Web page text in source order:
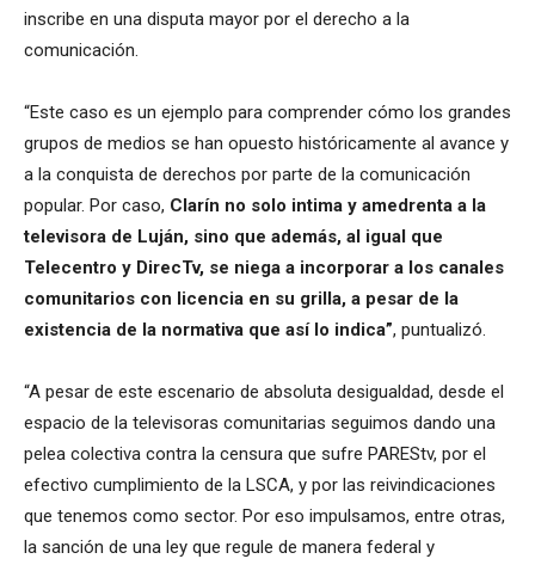
inscribe en una disputa mayor por el derecho a la
comunicación.
“Este caso es un ejemplo para comprender cómo los grandes
grupos de medios se han opuesto históricamente al avance y
a la conquista de derechos por parte de la comunicación
popular. Por caso, Clarín no solo intima y amedrenta a la
televisora de Luján, sino que además, al igual que
Telecentro y DirecTv, se niega a incorporar a los canales
comunitarios con licencia en su grilla, a pesar de la
existencia de la normativa que así lo indica”, puntualizó.
“A pesar de este escenario de absoluta desigualdad, desde el
espacio de la televisoras comunitarias seguimos dando una
pelea colectiva contra la censura que sufre PAREStv, por el
efectivo cumplimiento de la LSCA, y por las reivindicaciones
que tenemos como sector. Por eso impulsamos, entre otras,
la sanción de una ley que regule de manera federal y